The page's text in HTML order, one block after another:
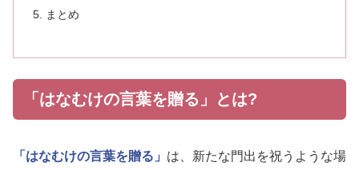
まとめ
「はなむけの言葉を贈る」とは?
「はなむけの言葉を贈る」 は、新たな門出を祝うような場